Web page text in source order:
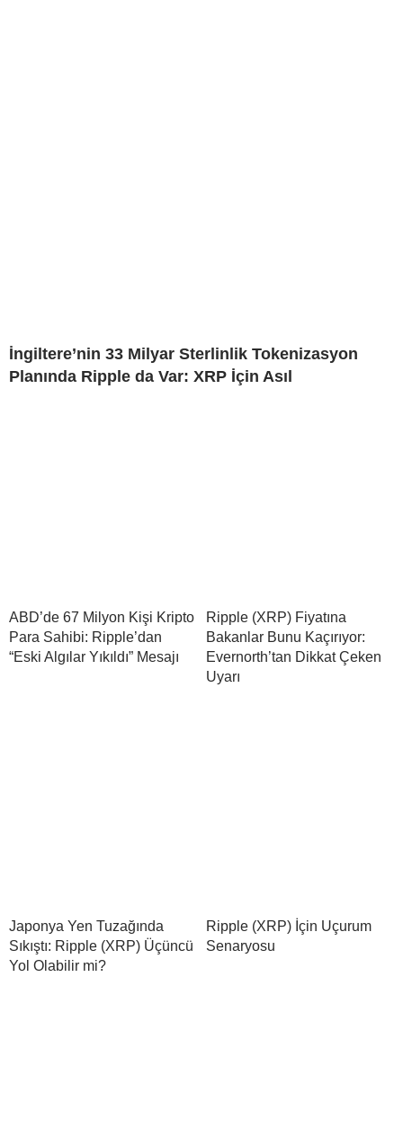
İngiltere’nin 33 Milyar Sterlinlik Tokenizasyon
Planında Ripple da Var: XRP İçin Asıl
ABD’de 67 Milyon Kişi Kripto
Para Sahibi: Ripple’dan
“Eski Algılar Yıkıldı” Mesajı
Ripple (XRP) Fiyatına
Bakanlar Bunu Kaçırıyor:
Evernorth’tan Dikkat Çeken
Uyarı
Japonya Yen Tuzağında
Sıkıştı: Ripple (XRP) Üçüncü
Yol Olabilir mi?
Ripple (XRP) İçin Uçurum
Senaryosu